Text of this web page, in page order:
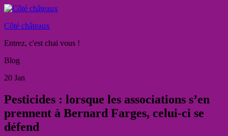
Côté châteaux
Entrez, c'est chai vous !
Blog
20 Jan
Pesticides : lorsque les associations s’en
prennent à Bernard Farges, celui-ci se
défend